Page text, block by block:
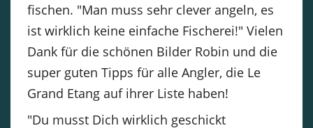
fischen. "Man muss sehr clever angeln, es
ist wirklich keine einfache Fischerei!" Vielen
Dank für die schönen Bilder Robin und die
super guten Tipps für alle Angler, die Le
Grand Etang auf ihrer Liste haben!
"Du musst Dich wirklich geschickt